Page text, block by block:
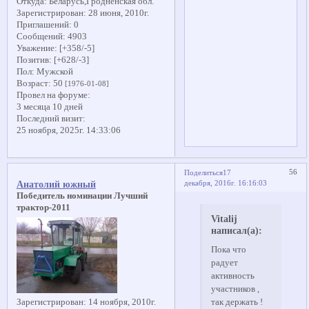
Зарегистрирован: 28 июня, 2010г.
Приглашений: 0
Сообщений: 4903
Уважение: [+358/-5]
Позитив: [+628/-3]
Пол: Мужской
Возраст: 50 [1976-01-08]
Провел на форуме:
3 месяца 10 дней
Последний визит:
25 ноября, 2025г. 14:33:06
Поделиться 56
17
декабря, 2016г. 16:16:03
Анатолий южный
Победитель номинации Лучший
трактор-2011
Зарегистрирован: 14 ноября, 2010г.
Vitalij
написал(а):
Пока что
радует
активность
участников ,
так держать !